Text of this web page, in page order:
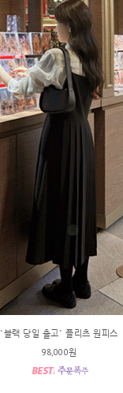
*블랙 당일 출고* 플리츠 원피스
98,000원